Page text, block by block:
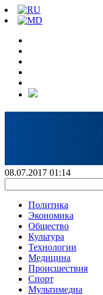
08.07.2017 01:14
Политика
Экономика
Общество
Культура
Технологии
Медицина
Происшествия
Спорт
Мультимедиа